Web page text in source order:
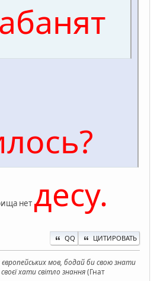
нет десу.
QQ ЦИТИРОВАТЬ
мов, бодай би свою знати
хати світло знання(Гнат